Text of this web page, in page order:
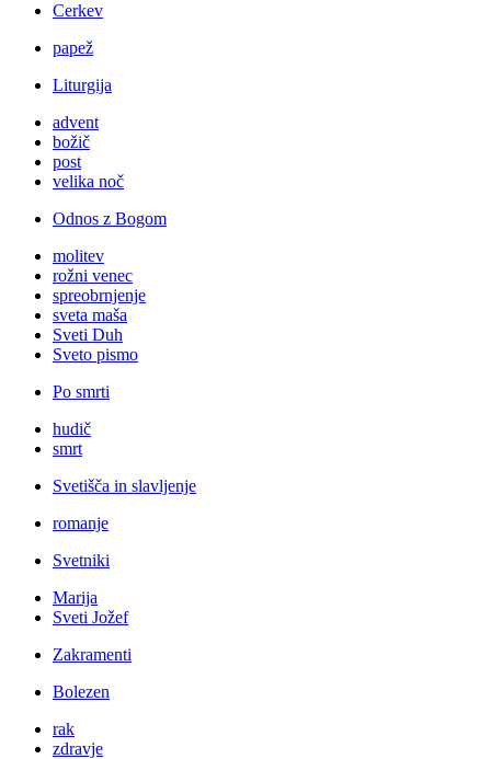
Cerkev
papež
Liturgija
advent
božič
post
velika noč
Odnos z Bogom
molitev
rožni venec
spreobrnjenje
sveta maša
Sveti Duh
Sveto pismo
Po smrti
hudič
smrt
Svetišča in slavljenje
romanje
Svetniki
Marija
Sveti Jožef
Zakramenti
Bolezen
rak
zdravje